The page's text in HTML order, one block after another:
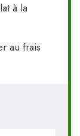
à la
au frais